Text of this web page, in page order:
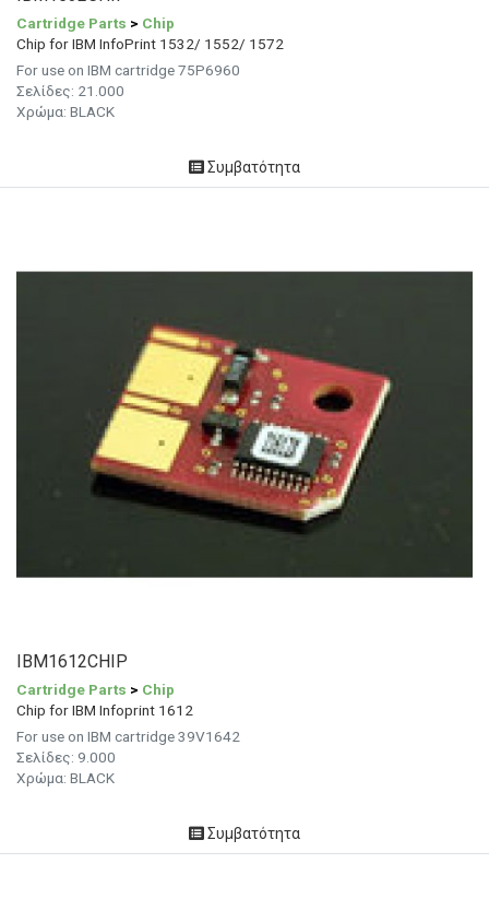
Cartridge Parts > Chip
Chip for IBM InfoPrint 1532/ 1552/ 1572
For use on IBM cartridge 75P6960
Σελίδες: 21.000
Χρώμα: BLACK
Συμβατότητα
IBM1612CHIP
Cartridge Parts > Chip
Chip for IBM Infoprint 1612
For use on IBM cartridge 39V1642
Σελίδες: 9.000
Χρώμα: BLACK
Συμβατότητα